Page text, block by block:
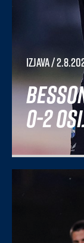
Izjava/
0-2